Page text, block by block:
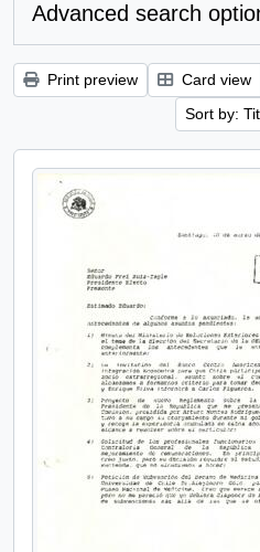
Advanced search
Print preview Card view
Sort by: